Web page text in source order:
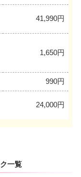
41,990円
1,650円
990円
24,000円
一覧